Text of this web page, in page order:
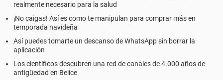
realmente necesario para la salud
¡No caigas! Así es como te manipulan para comprar más en
temporada navideña
Así puedes tomarte un descanso de WhatsApp sin borrar la
aplicación
Los científicos descubren una red de canales de 4.000 años de
antigüedad en Belice